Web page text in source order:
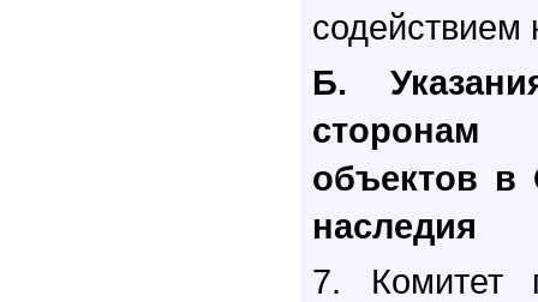
содействием
Б.
объектов в
наследия
7. Комитет